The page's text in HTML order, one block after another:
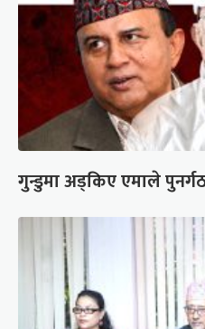
गुन्डुमा अड्किए एमाले